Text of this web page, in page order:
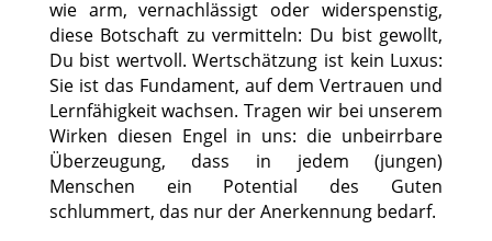
wie arm, vernachlässigt oder widerspenstig,
diese Botschaft zu vermitteln: Du bist gewollt,
Du bist wertvoll. Wertschätzung ist kein Luxus:
Sie ist das Fundament, auf dem Vertrauen und
Lernfähigkeit wachsen. Tragen wir bei unserem
Wirken diesen Engel in uns: die unbeirrbare
Überzeugung, dass in jedem (jungen)
Menschen ein Potential des Guten
schlummert, das nur der Anerkennung bedarf.